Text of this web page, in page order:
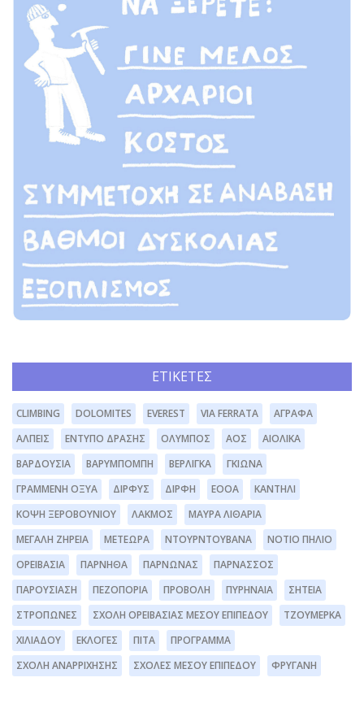
ΕΤΙΚΈΤΕΣ
CLIMBING DOLOMITES EVEREST VIA FERRATA
ΆΓΡΑΦΑ
ΆΛΠΕΙΣ
ΈΝΤΥΠΟ ΔΡΆΣΗΣ ΌΛΥΜΠΟΣ ΑΟΣ
ΑΙΟΛΙΚΆ
ΒΑΡΔΟΎΣΙΑ
ΒΑΡΥΜΠΌΜΠΗ ΒΕΡΛΊΓΚΑ
ΓΚΙΏΝΑ
ΓΡΑΜΜΈΝΗ ΟΞΥΆ
ΔΊΡΦΥΣ ΔΙΡΦΗ ΕΟΟΑ
ΚΑΝΤΉΛΙ
ΚΌΨΗ ΞΕΡΟΒΟΥΝΊΟΥ
ΛΆΚΜΟΣ
ΜΑΥΡΑ ΛΙΘΆΡΙΑ
ΜΕΓΆΛΗ ΖΉΡΕΙΑ
ΜΕΤΈΩΡΑ ΝΤΟΥΡΝΤΟΥΒΆΝΑ
ΝΌΤΙΟ ΠΉΛΙΟ
ΟΡΕΙΒΑΣΊΑ
ΠΆΡΝΗΘΑ ΠΆΡΝΩΝΑΣ
ΠΑΡΝΑΣΣΌΣ
ΠΑΡΟΥΣΊΑΣΗ
ΠΕΖΟΠΟΡΊΑ ΠΡΟΒΟΛΉ ΠΥΡΗΝΑΊΑ
ΣΗΤΕΊΑ
ΣΤΡΌΠΩΝΕΣ
ΣΧΟΛΉ ΟΡΕΙΒΑΣΊΑΣ ΜΈΣΟΥ ΕΠΙΠΈΔΟΥ
ΤΖΟΥΜΈΡΚΑ
ΧΙΛΙΑΔΟΎ
ΕΚΛΟΓΈΣ ΠΊΤΑ
ΠΡΌΓΡΑΜΜΑ
ΣΧΟΛΉ ΑΝΑΡΡΊΧΗΣΗΣ
ΣΧΟΛΕΣ ΜΕΣΟΥ ΕΠΙΠΕΔΟΥ ΦΡΥΓΑΝΗ